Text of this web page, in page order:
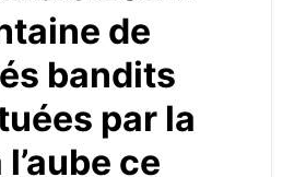
de
bandits
par la
ce